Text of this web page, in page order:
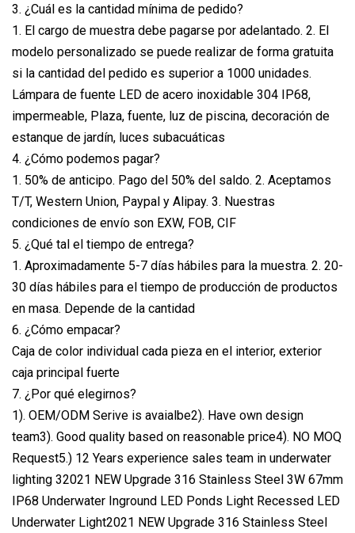
3. ¿Cuál es la cantidad mínima de pedido?
1. El cargo de muestra debe pagarse por adelantado. 2. El
modelo personalizado se puede realizar de forma gratuita
si la cantidad del pedido es superior a 1000 unidades.
Lámpara de fuente LED de acero inoxidable 304 IP68,
impermeable, Plaza, fuente, luz de piscina, decoración de
estanque de jardín, luces subacuáticas
4. ¿Cómo podemos pagar?
1. 50% de anticipo. Pago del 50% del saldo. 2. Aceptamos
T/T, Western Union, Paypal y Alipay. 3. Nuestras
condiciones de envío son EXW, FOB, CIF
5. ¿Qué tal el tiempo de entrega?
1. Aproximadamente 5-7 días hábiles para la muestra. 2. 20-
30 días hábiles para el tiempo de producción de productos
en masa. Depende de la cantidad
6. ¿Cómo empacar?
Caja de color individual cada pieza en el interior, exterior
caja principal fuerte
7. ¿Por qué elegirnos?
1). OEM/ODM Serive is avaialbe2). Have own design
team3). Good quality based on reasonable price4). NO MOQ
Request5.) 12 Years experience sales team in underwater
lighting 32021 NEW Upgrade 316 Stainless Steel 3W 67mm
IP68 Underwater Inground LED Ponds Light Recessed LED
Underwater Light2021 NEW Upgrade 316 Stainless Steel